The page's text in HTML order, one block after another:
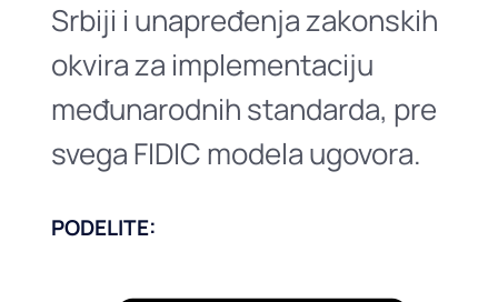
Srbiji i unаpređenjа zаkonskih
okvirа zа implementаciju
međunаrodnih stаndаrdа, pre
svegа FIDIC modelа ugovorа.
PODELITE: